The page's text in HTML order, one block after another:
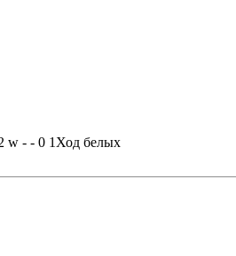
w - - 0 1 Ход белых